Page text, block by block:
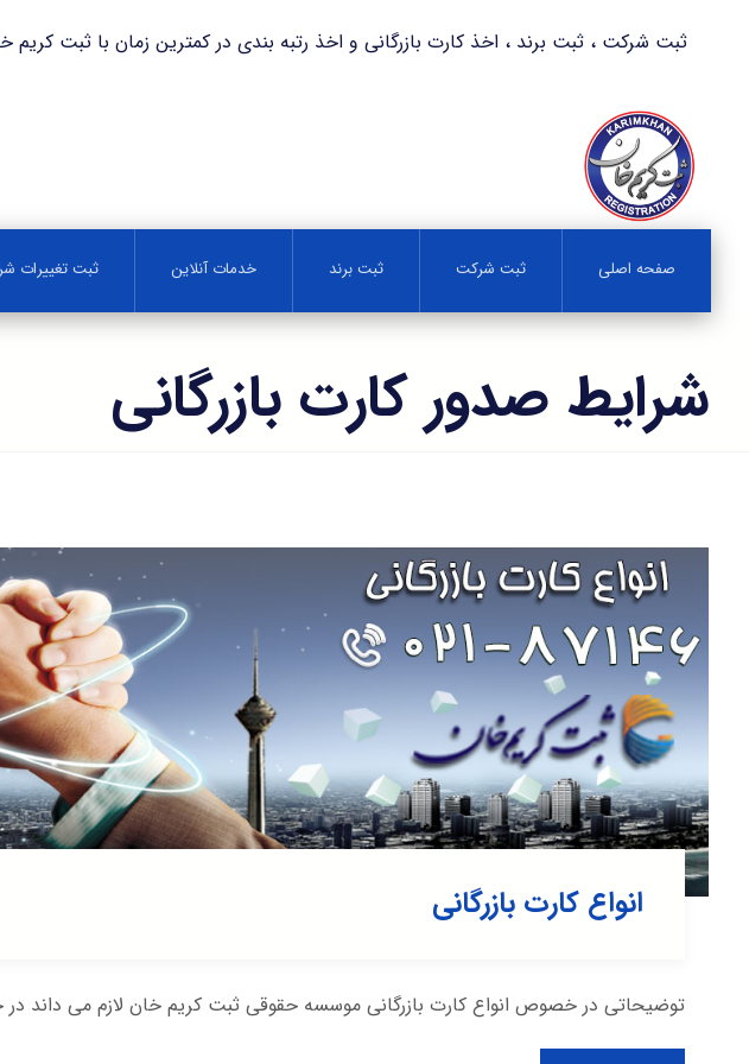
ثبت شرکت ، ثبت برند ، اخذ کارت بازرگانی و اخذ رتبه بندی در کمترین زمان با ثبت کریم خان برای مشاوره با
صفحه اصلی ثبت شرکت ثبت برند خدمات آنلاین ثبت تغییرات
شرایط صدور کارت بازرگانی
انواع کارت بازرگانی
توضیحاتی در خصوص انواع کارت بازرگانی موسسه حقوقی ثبت کریم خان لازم می داند در